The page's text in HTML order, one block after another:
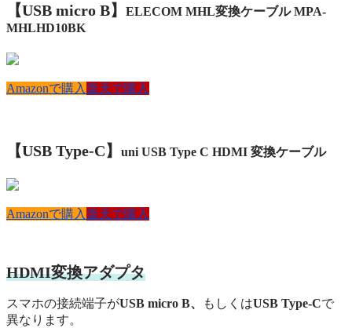
【USB micro B】
ELECOM MHL変換ケーブル MPA-
MHLHD10BK
Amazonで購入楽天で購入
【USB Type-C】 uni USB Type C HDMI 変換ケーブル
Amazonで購入楽天で購入
HDMI変換アダプタ
スマホの接続端子がUSB micro B、 もしくはUSB Type-Cで
異なります。